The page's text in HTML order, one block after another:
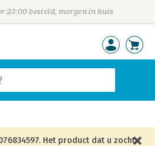
23:00 besteld, morgen in huis
Het product dat u zocht